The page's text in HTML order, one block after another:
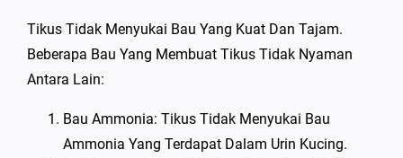
Tikus Tidak Menyukai Bau Yang Kuat Dan Tajam.
Beberapa Bau Yang Membuat Tikus Tidak Nyaman
Antara Lain:
Bau Ammonia: Tikus Tidak Menyukai Bau
Ammonia Yang Terdapat Dalam Urin Kucing.